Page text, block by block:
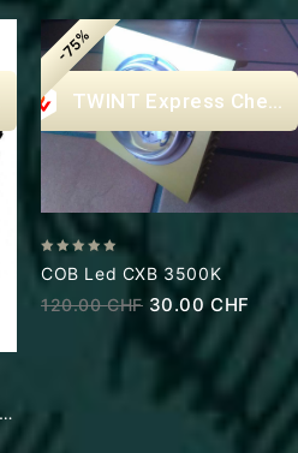
-75%
Express
of
COB Led CXB 3500K
120.00CHF 30.00CHF